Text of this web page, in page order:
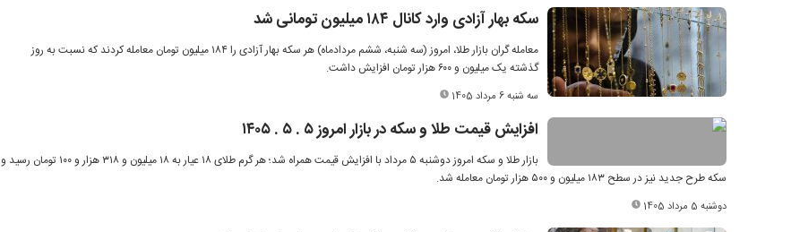
سکه بهار آزادی وارد کانال ۱۸۴ میلیون تومانی شد
معامله گران بازار طلا، امروز (سه شنبه، ششم مردادماه) هر سکه بهار آزادی را ۱۸۴ میلیون تومان معامله کردند که نسبت به روز
گذشته یک میلیون و ۶۰۰ هزار تومان افزایش داشت.
سه شنبه 6 مرداد 1405
افزایش قیمت طلا و سکه در بازار امروز ۵ . ۵ . ۱۴۰۵
بازار طلا و سکه امروز دوشنبه ۵ مرداد با افزایش قیمت همراه شد؛ هر گرم طلای ۱۸ عیار به ۱۸ میلیون و ۳۱۸ هزار و ۱۰۰ تومان رسید و
سکه طرح جدید نیز در سطح ۱۸۳ میلیون و ۵۰۰ هزار تومان معامله شد.
دوشنبه 5 مرداد 1405